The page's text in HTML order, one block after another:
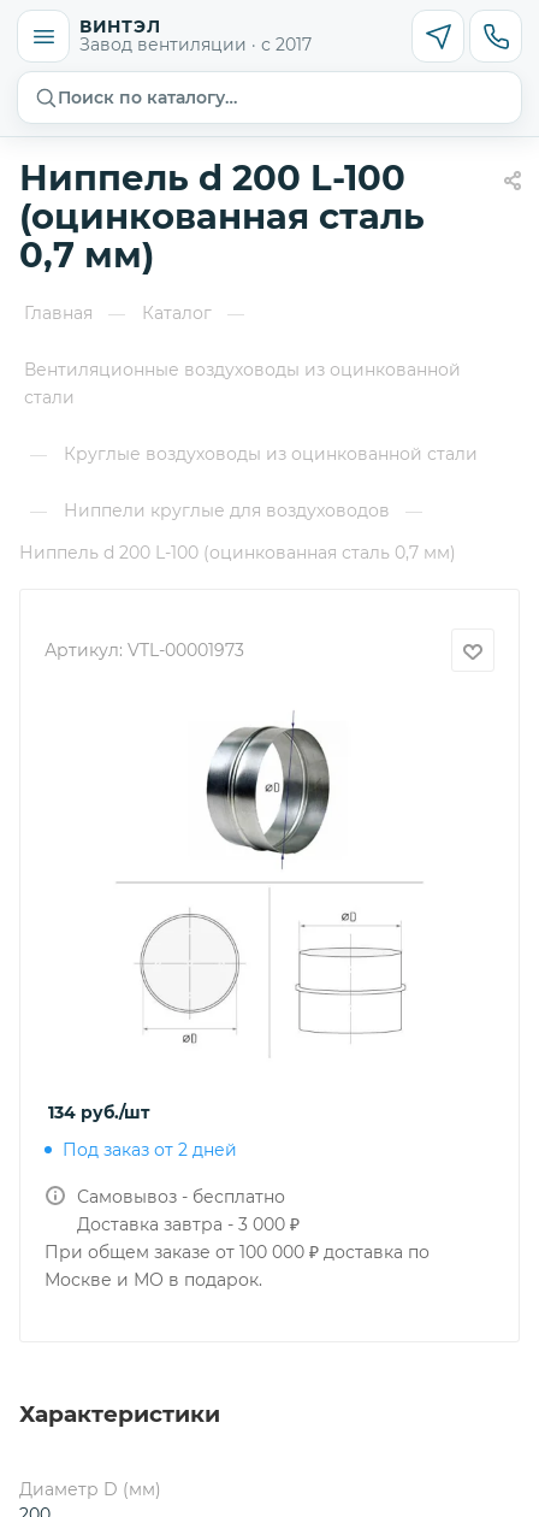
ВИНТЭЛ
Завод вентиляции · с 2017
Поиск по каталогу…
Ниппель d 200 L-100
(оцинкованная сталь
0,7 мм)
Главная — Каталог —
Вентиляционные воздуховоды из оцинкованной
стали
— Круглые воздуховоды из оцинкованной стали
— Ниппели круглые для воздуховодов
—
Ниппель d 200 L-100 (оцинкованная сталь 0,7 мм)
Артикул: VTL-00001973
134 руб./шт
Под заказ от 2 дней
Самовывоз - бесплатно
Доставка завтра - 3 000 ₽
При общем заказе от 100 000 ₽ доставка по
Москве и МО в подарок.
Характеристики
Диаметр D (мм)